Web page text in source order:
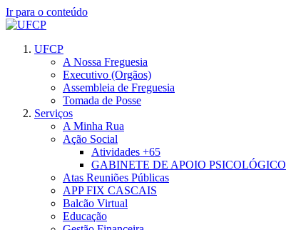
Ir para o conteúdo
UFCP
A Nossa Freguesia
Executivo (Orgãos)
Assembleia de Freguesia
Tomada de Posse
Serviços
A Minha Rua
Ação Social
Atividades +65
GABINETE DE APOIO PSICOLÓGICO
Atas Reuniões Públicas
APP FIX CASCAIS
Balcão Virtual
Educação